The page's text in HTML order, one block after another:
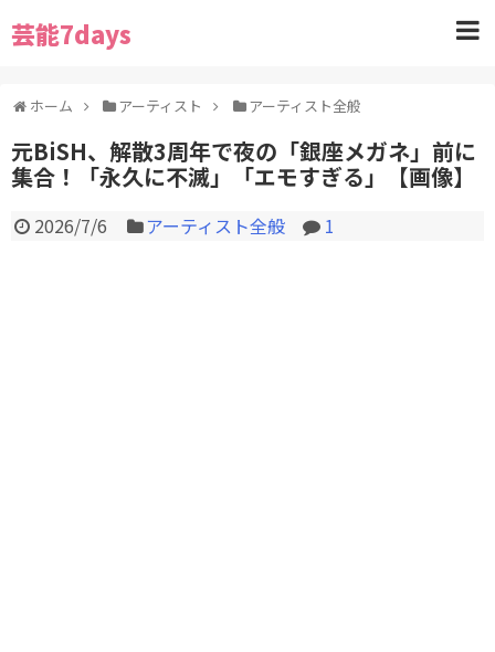
芸能7days
ホーム アーティスト アーティスト全般
元BiSH、解散3周年で夜の「銀座メガネ」前に
集合！「永久に不滅」「エモすぎる」【画像】
2026/7/6 アーティスト全般 1